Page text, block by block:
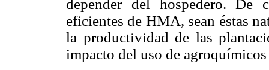
depender del hospedero. De
eficientes de HMA, sean éstas
la productividad de las
impacto del uso de